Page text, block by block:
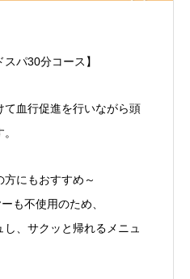
パ30分コース】
て血行促進を行いながら頭
方にもおすすめ～
も不使用のため、
、サクッと帰れるメニュ